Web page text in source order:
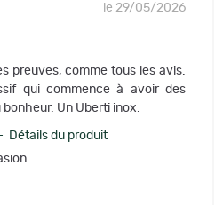
le 29/05/2026
preuves, comme tous les avis.
qui commence à avoir des
Un Uberti inox.
Détails du produit